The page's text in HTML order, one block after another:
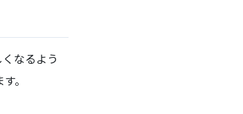
なるよう
。